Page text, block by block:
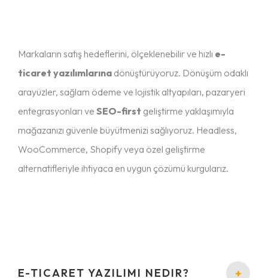
Markaların satış hedeflerini, ölçeklenebilir ve hızlı e-
ticaret yazılımlarına dönüştürüyoruz. Dönüşüm odaklı
arayüzler, sağlam ödeme ve lojistik altyapıları, pazaryeri
entegrasyonları ve SEO-first geliştirme yaklaşımıyla
mağazanızı güvenle büyütmenizi sağlıyoruz. Headless,
WooCommerce, Shopify veya özel geliştirme
alternatifleriyle ihtiyaca en uygun çözümü kurgularız.
E-TICARET YAZILIMI NEDIR? +